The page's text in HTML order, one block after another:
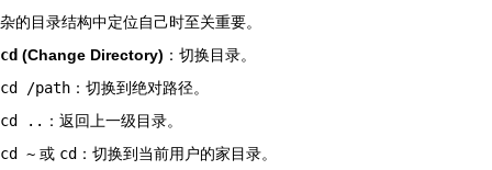
杂的目录结构中定位自己时至关重要。
cd (Change Directory) ：切换目录。
cd /path ：切换到绝对路径。
cd .. ：返回上一级目录。
cd ~ 或 cd ：切换到当前用户的家目录。